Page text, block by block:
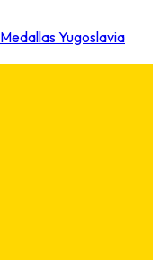
Medallas Yugoslavia